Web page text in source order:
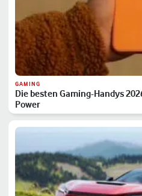
GAMING
Die besten Gaming-Handys
Power